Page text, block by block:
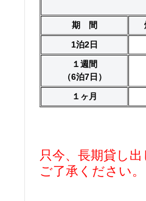
期 間
1泊2日
１週間
（6泊7日）
１ヶ月
只今、長期貸し
ご了承ください。